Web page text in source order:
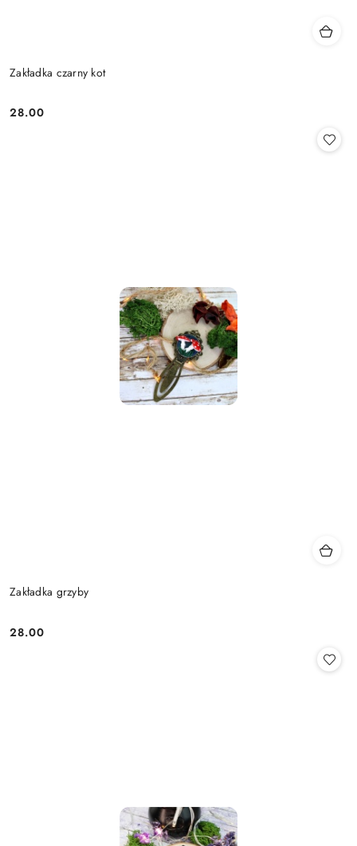
Zakładka czarny kot
Cena:
28.00
Zakładka grzyby
Cena:
28.00